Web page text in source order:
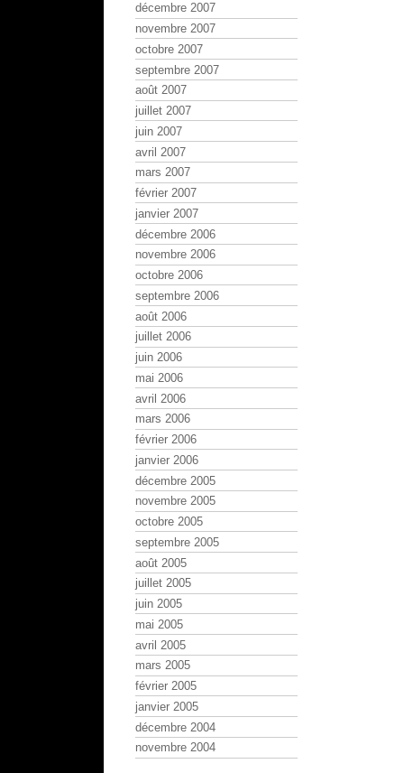
décembre 2007
novembre 2007
octobre 2007
septembre 2007
août 2007
juillet 2007
juin 2007
avril 2007
mars 2007
février 2007
janvier 2007
décembre 2006
novembre 2006
octobre 2006
septembre 2006
août 2006
juillet 2006
juin 2006
mai 2006
avril 2006
mars 2006
février 2006
janvier 2006
décembre 2005
novembre 2005
octobre 2005
septembre 2005
août 2005
juillet 2005
juin 2005
mai 2005
avril 2005
mars 2005
février 2005
janvier 2005
décembre 2004
novembre 2004